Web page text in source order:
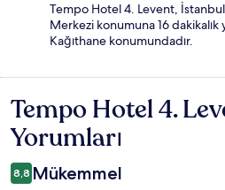
Tempo Hotel 4. Levent,
Merkezi konumuna 16
Kağıthane konumundadır.
Yorumlar
Tempo Hotel 4.
Yorumları
8,8 Mükemmel